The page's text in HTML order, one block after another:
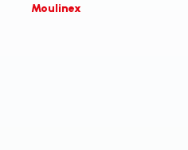
Moulinex